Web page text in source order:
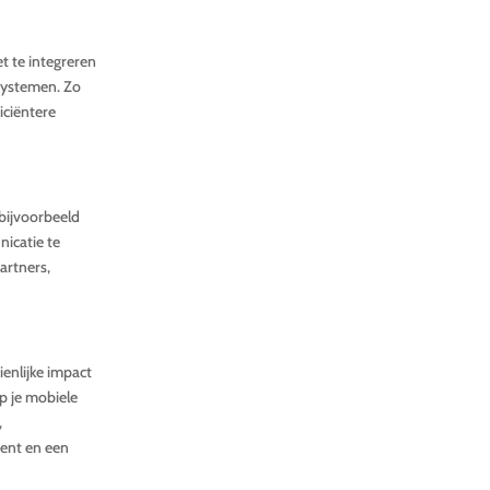
te integreren
Zo
te
impact
je mobiele
en een